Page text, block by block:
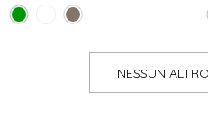
NESSUN